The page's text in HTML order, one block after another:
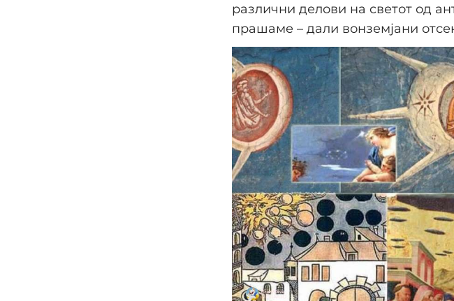
различни делови на светот од
прашаме – дали вонземјани